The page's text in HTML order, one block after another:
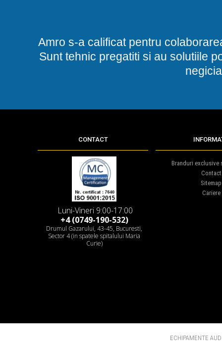
Amro s-a calificat pentru
Sunt tehnic pregatiti si au solutiile
CONTACT
Luni-Vineri 9:00-17:00
+4 (0749-190-532)
Drumul Gazarului, 43-45, Bucuresti,
Sector 4 (in spatele spitalului Maria
Curie)
Branduri exclusive
Contact
Sitemap
Cariere
ECHIPAMENTE